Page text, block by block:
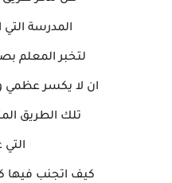
المدرسة التي
لتخبر المعلم
ان لا يكسر عظمي
تلك الطريق
كيف اتجنب